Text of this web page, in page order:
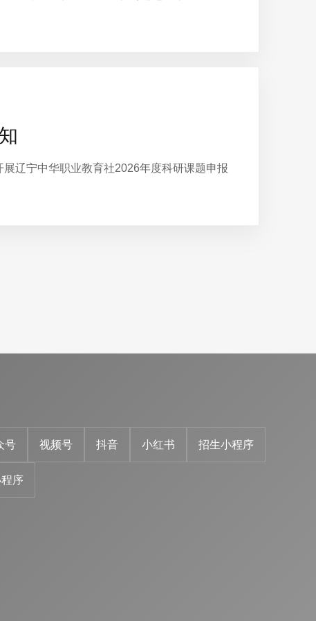
辽宁中华职业教育社2026年度科研课题申报
号 视频号 抖音 小红书 招生小程序
序